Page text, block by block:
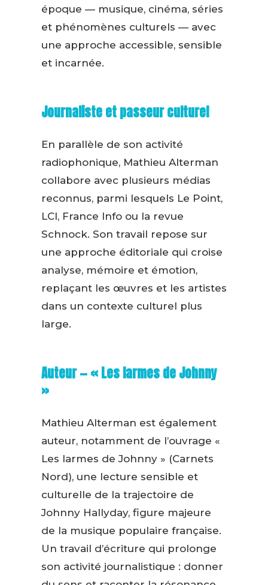
époque — musique, cinéma, séries
et phénomènes culturels — avec
une approche accessible, sensible
et incarnée.
Journaliste et passeur culturel
En parallèle de son activité
radiophonique, Mathieu Alterman
collabore avec plusieurs médias
reconnus, parmi lesquels Le Point,
LCI, France Info ou la revue
Schnock. Son travail repose sur
une approche éditoriale qui croise
analyse, mémoire et émotion,
replaçant les œuvres et les artistes
dans un contexte culturel plus
large.
Auteur — « Les larmes de Johnny
»
Mathieu Alterman est également
auteur, notamment de l’ouvrage «
Les larmes de Johnny » (Carnets
Nord), une lecture sensible et
culturelle de la trajectoire de
Johnny Hallyday, figure majeure
de la musique populaire française.
Un travail d’écriture qui prolonge
son activité journalistique : donner